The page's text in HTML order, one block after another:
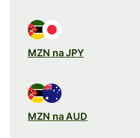
MZN na JPY
MZN na AUD